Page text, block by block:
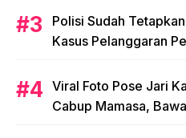
Polisi Sudah
Kasus Pelanggaran
Viral Foto Pose Jari
Cabup Mamasa,